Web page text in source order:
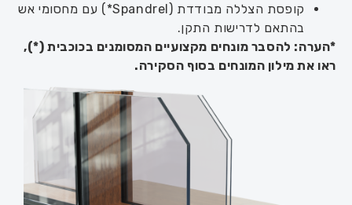
קופסת הצללה מבודדת (Spandrel*) עם מחסומי אש
בהתאם לדרישות התקן.
*הערה: להסבר מונחים מקצועיים המסומנים בכוכבית (*),
ראו את מילון המונחים בסוף הסקירה.